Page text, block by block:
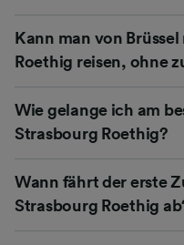
Kann man von
Roethig reisen, ohne
Wie gelange ich am
Strasbourg Roethig?
Wann fährt der erste
Strasbourg Roethig